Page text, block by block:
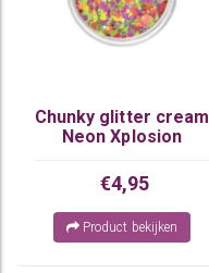
Chunky glitter cream
Neon Xplosion
€4,95
Product bekijken